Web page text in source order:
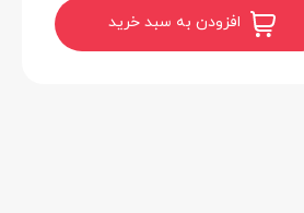
افزودن به سبد خرید